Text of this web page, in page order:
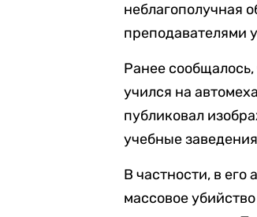
неблагополучная
преподавателями
Ранее
учился на
публиковал
учебные
В частности, в
массовое